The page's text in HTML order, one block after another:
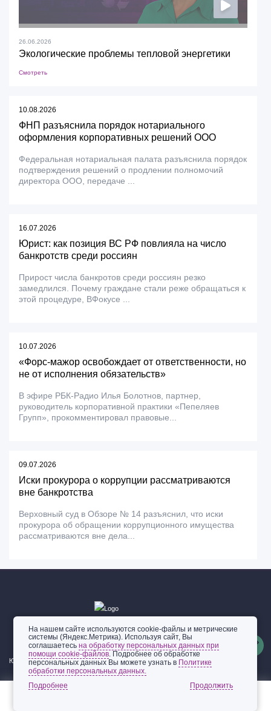
26.06.2026
Экологические проблемы тепловой энергетики
Смотреть
10.08.2026
ФНП разъяснила порядок нотариального
оформления корпоративных решений ООО
Федеральная нотариальная палата разъяснила порядок
подтверждения решений о продлении полномочий
директора ООО, передаче ...
16.07.2026
Юрист: как позиция ВС РФ повлияла на число
банкротств среди россиян
Прирост числа банкротов среди россиян резко
замедлился. Почему граждане стали реже обращаться к
этой процедуре, ВФокусе ...
10.07.2026
«Форс-мажор освобождает от ответственности, но
не от исполнения обязательств»
В эфире РБК-Радио Илья Болотнов, партнер,
руководитель корпоративной практики «Пепеляев
Групп», прокомментировал правовые...
09.07.2026
Иски прокурора о коррупции рассматриваются
вне банкротства
Верховный суд в Обзоре № 14 разъяснил, что иски
прокурора об обращении коррупционного имущества
рассматриваются вне дела...
Юридические услуги
География услуг
На нашем сайте используются cookie-файлы и метрические
системы (Яндекс.Метрика). Используя сайт, Вы
соглашаетесьна обработку персональных данных при
помощи cookie-файлов. Подробнее об обработке
персональных данных Вы можете узнать в Политике
обработки персональных данных.
Подробнее